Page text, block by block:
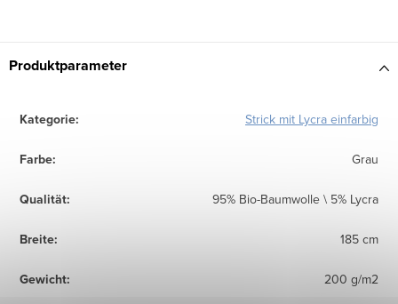
Produktparameter
Kategorie: Strick mit Lycra einfarbig
Farbe: Grau
Qualität: 95% Bio-Baumwolle \ 5% Lycra
Breite: 185 cm
Gewicht: 200 g/m2